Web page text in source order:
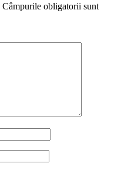
Câmpurile obligatorii sunt